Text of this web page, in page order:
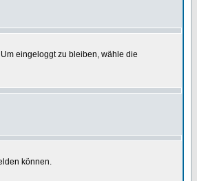
eingeloggt zu bleiben, wähle die
können.